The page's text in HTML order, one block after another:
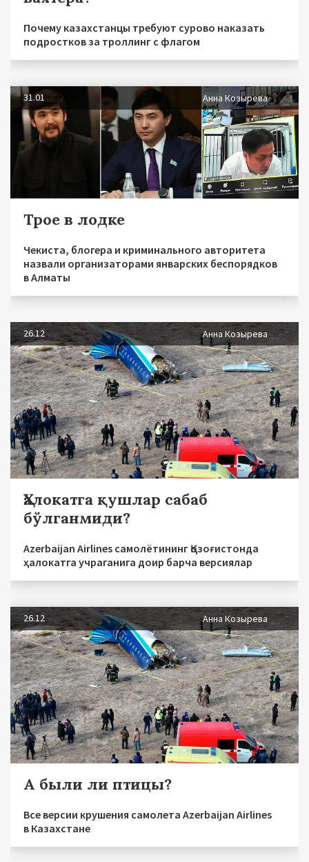
Почему казахстанцы требуют сурово наказать
подростков за троллинг с флагом
31.01 Анна Козырева
Трое в лодке
Чекиста, блогера и криминального авторитета
назвали организаторами январских беспорядков
в Алматы
26.12 Анна Козырева
Ҳалокатга қушлар сабаб
бўлганмиди?
Аzerbaijan Airlines самолётининг Қозоғистонда
ҳалокатга учраганига доир барча версиялар
26.12 Анна Козырева
А были ли птицы?
Все версии крушения самолета Azerbaijan Airlines
в Казахстане